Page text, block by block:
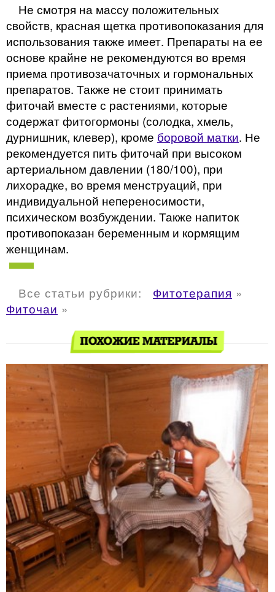
Не смотря на массу положительных
свойств, красная щетка противопоказания для
использования также имеет. Препараты на ее
основе крайне не рекомендуются во время
приема противозачаточных и гормональных
препаратов. Также не стоит принимать
фиточай вместе с растениями, которые
содержат фитогормоны (солодка, хмель,
дурнишник, клевер), кроме боровой матки. Не
рекомендуется пить фиточай при высоком
артериальном давлении (180/100), при
лихорадке, во время менструаций, при
индивидуальной непереносимости,
психическом возбуждении. Также напиток
противопоказан беременным и кормящим
женщинам.
Все статьи рубрики: Фитотерапия »
Фиточаи »